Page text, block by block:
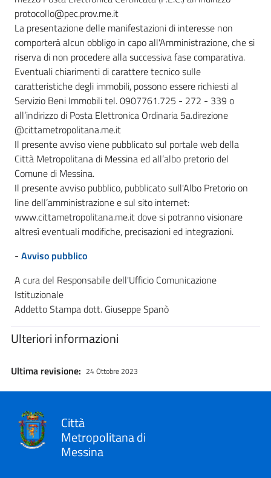
protocollo@pec.prov.me.it
La presentazione delle manifestazioni di interesse non
comporterà alcun obbligo in capo all'Amministrazione, che si
riserva di non procedere alla successiva fase comparativa.
Eventuali chiarimenti di carattere tecnico sulle
caratteristiche degli immobili, possono essere richiesti al
Servizio Beni Immobili tel. 0907761.725 - 272 - 339 o
all’indirizzo di Posta Elettronica Ordinaria 5a.direzione
@cittametropolitana.me.it
Il presente avviso viene pubblicato sul portale web della
Città Metropolitana di Messina ed all’albo pretorio del
Comune di Messina.
Il presente avviso pubblico, pubblicato sull'Albo Pretorio on
line dell’amministrazione e sul sito internet:
www.cittametropolitana.me.it dove si potranno visionare
altresì eventuali modifiche, precisazioni ed integrazioni.
- Avviso pubblico
A cura del Responsabile dell'Ufficio Comunicazione
Istituzionale
Addetto Stampa dott. Giuseppe Spanò
Ulteriori informazioni
Ultima revisione: 24 Ottobre 2023
Città
Metropolitana di
Messina